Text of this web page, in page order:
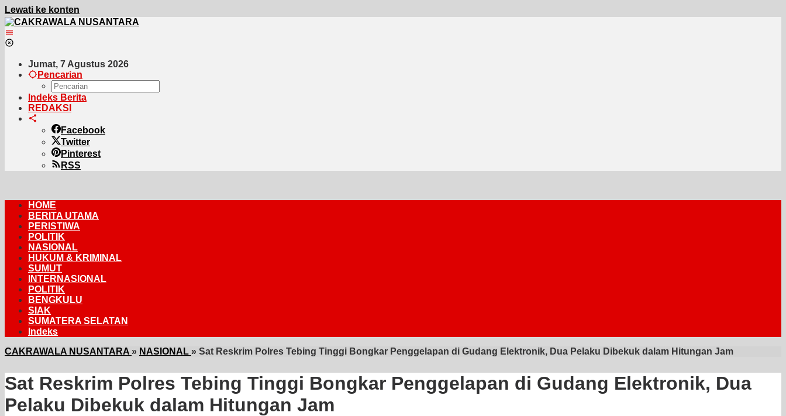
Lewati ke konten
Jumat, 7 Agustus 2026
Pencarian
Indeks Berita
REDAKSI
Facebook
Twitter
Pinterest
RSS
HOME
BERITA UTAMA
PERISTIWA
POLITIK
NASIONAL
HUKUM & KRIMINAL
SUMUT
INTERNASIONAL
POLITIK
BENGKULU
SIAK
SUMATERA SELATAN
Indeks
CAKRAWALA NUSANTARA » NASIONAL » Sat Reskrim Polres Tebing Tinggi Bongkar Penggelapan di Gudang Elektronik, Dua Pelaku Dibekuk dalam Hitungan Jam
Sat Reskrim Polres Tebing Tinggi Bongkar Penggelapan di Gudang Elektronik, Dua
Pelaku Dibekuk dalam Hitungan Jam